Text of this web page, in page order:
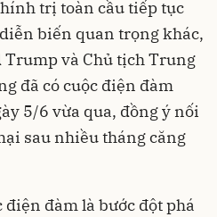
trị toàn cầu tiếp tục
biến quan trọng khác,
Trump và Chủ tịch Trung
đã có cuộc điện đàm
5/6 vừa qua, đồng ý nối
sau nhiều tháng căng
đàm là bước đột phá